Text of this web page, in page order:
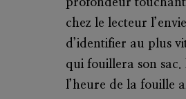
profondeur
chez le lecteur
d’identifier au plus
qui fouillera son sac.
l’heure de la fouille